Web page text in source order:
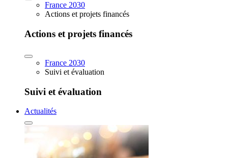
France 2030
Actions et projets financés
Actions et projets financés
France 2030
Suivi et évaluation
Suivi et évaluation
Actualités